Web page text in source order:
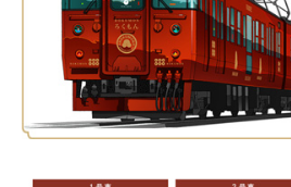
企業ITのトレンドを詳説
経営リーダーのコミュニティ
マーケ×ITの今がよく分かる